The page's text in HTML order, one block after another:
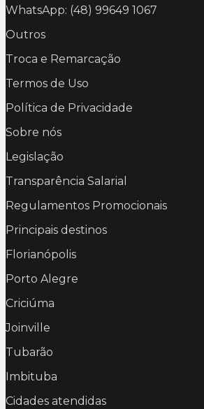
WhatsApp: (48) 99649 1067
Outros
Troca e Remarcação
Termos de Uso
Política de Privacidade
Sobre nós
Legislação
Transparência Salarial
Regulamentos Promocionais
Principais destinos
Florianópolis
Porto Alegre
Criciúma
Joinville
Tubarão
Imbituba
Cidades atendidas